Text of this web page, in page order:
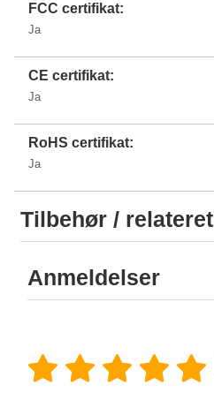
FCC certifikat:
Ja
CE certifikat:
Ja
RoHS certifikat:
Ja
Tilbehør / relateret
Anmeldelser